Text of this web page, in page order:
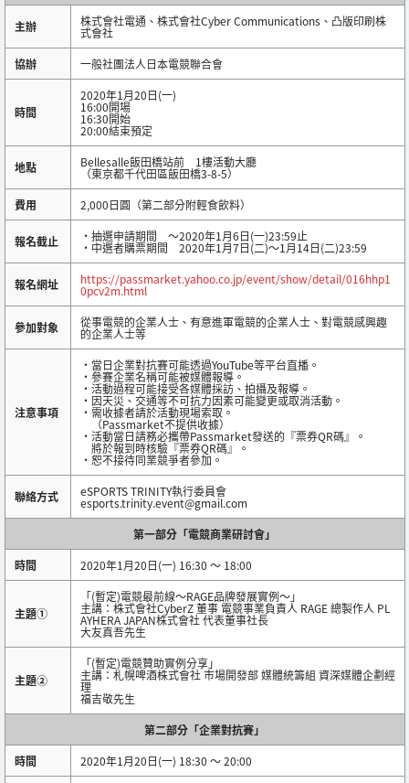
主辦 株式會社電通、株式會社Cyber Communications、凸版印刷株
式會社
協辦
一般社團法人日本電競聯合會
時間
2020年1月20日(一)
16:00開場
16:30開始
20:00結束預定
地點 Bellesalle飯田橋站前 1樓活動大廳
（東京都千代田區飯田橋3-8-5）
費用
2,000日圓（第二部分附輕食飲料）
報名截止 ・抽選申請期間 ～2020年1月6日(一)23:59止
・中選者購票期間 2020年1月7日(二)～1月14日(二)23:59
報名網址 https://passmarket.yahoo.co.jp/event/show/detail/016hhp1
0pcv2m.html
參加對象 從事電競的企業人士、有意進軍電競的企業人士、對電競感興趣
的企業人士等
注意事項
・當日企業對抗賽可能透過YouTube等平台直播。
・參賽企業名稱可能被媒體報導。
・活動過程可能接受各媒體採訪、拍攝及報導。
・因天災、交通等不可抗力因素可能變更或取消活動。
・需收據者請於活動現場索取。
（Passmarket不提供收據）
・活動當日請務必攜帶Passmarket發送的『票券QR碼』。
將於報到時核驗『票券QR碼』。
・恕不接待同業競爭者參加。
聯絡方式 eSPORTS TRINITY執行委員會
esports.trinity.event@gmail.com
第一部分「電競商業研討會」
時間
2020年1月20日(一) 16:30 ～ 18:00
主題①
「(暫定)電競最前線～RAGE品牌發展實例～」
主講：株式會社CyberZ 董事 電競事業負責人 RAGE 總製作人 PL
AYHERA JAPAN株式會社 代表董事社長
大友真吾先生
主題②
「(暫定)電競贊助實例分享」
主講：札幌啤酒株式會社 市場開發部 媒體統籌組 資深媒體企劃經
理
福吉敬先生
第二部分「企業對抗賽」
時間
2020年1月20日(一) 18:30 ～ 20:00